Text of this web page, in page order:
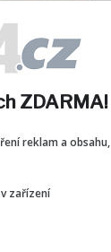
ZDARMA!
reklam a obsahu,
zařízení